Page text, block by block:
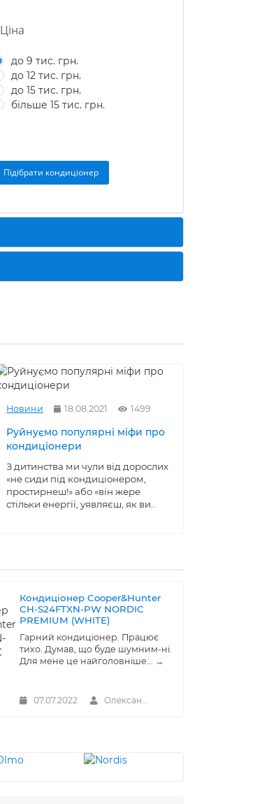
Ціна
до 9 тис. грн.
до 12 тис. грн.
до 15 тис. грн.
більше 15 тис. грн.
Підібрати кондиціонер
Новини 18.08.2021 1499
Руйнуємо популярні міфи про
кондиціонери
З дитинства ми чули від дорослих
«не сиди під кондиціонером,
простирнеш!» або «він жере
стільки енергії, уявляєш, як ви..
Кондиціонер Cooper&Hunter
CH-S24FTXN-PW NORDIC
PREMIUM (WHITE)
Гарний кондиціонер. Працює
тихо. Думав, що буде шумним-ні.
Для мене це найголовніше... →
07.07.2022 Олександр